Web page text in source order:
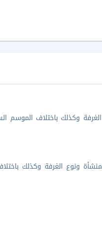
وكذلك باختلاف الموسم
ونوع الغرفة وكذلك